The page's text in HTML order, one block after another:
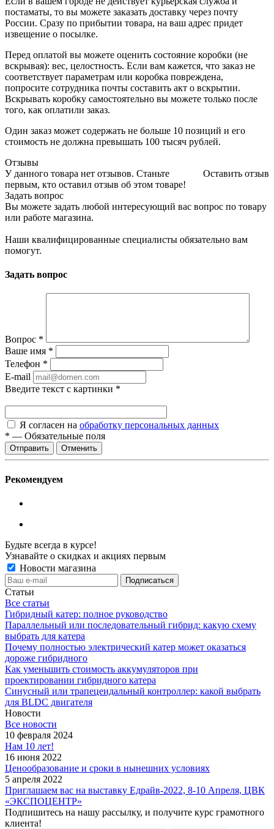
постаматы, то вы можете заказать доставку через почту
России. Сразу по прибытии товара, на ваш адрес придет
извещение о посылке.
Перед оплатой вы можете оценить состояние коробки (не
вскрывая): вес, целостность. Если вам кажется, что заказ не
соответствует параметрам или коробка повреждена,
попросите сотрудника почты составить акт о вскрытии.
Вскрывать коробку самостоятельно вы можете только после
того, как оплатили заказ.
Один заказ может содержать не больше 10 позиций и его
стоимость не должна превышать 100 тысяч рублей.
Отзывы
Оставить отзыв
У данного товара нет отзывов. Станьте
первым, кто оставил отзыв об этом товаре!
Задать вопрос
Вы можете задать любой интересующий вас вопрос по товару
или работе магазина.
Наши квалифицированные специалисты обязательно вам
помогут.
Задать вопрос
Вопрос *
Ваше имя *
Телефон *
E-mail
Введите текст с картинки *
Я согласен на обработку персональных данных
* — Обязательные поля
Отменить
Рекомендуем
Будьте всегда в курсе!
Узнавайте о скидках и акциях первым
Новости магазина
Статьи
Все статьи
Гибридный катер: полное руководство
Параллельный или последовательный гибрид: какую схему
выбрать для катера
Почему полностью электрический катер может оказаться
дороже гибридного
Как уменьшить стоимость аккумуляторов при
проектировании гибридного катера
Синусный или трапецеидальный контроллер: какой выбрать
для BLDC двигателя
Новости
Все новости
10 февраля 2024
Нам 10 лет!
16 июня 2022
Ценообразование и сроки в нынешних условиях
5 апреля 2022
Приглашаем вас на выставку Едрайв-2022, 8-10 Апреля, ЦВК
«ЭКСПОЦЕНТР»
Подпишитесь на нашу рассылку, и получите курс грамотного
клиента!